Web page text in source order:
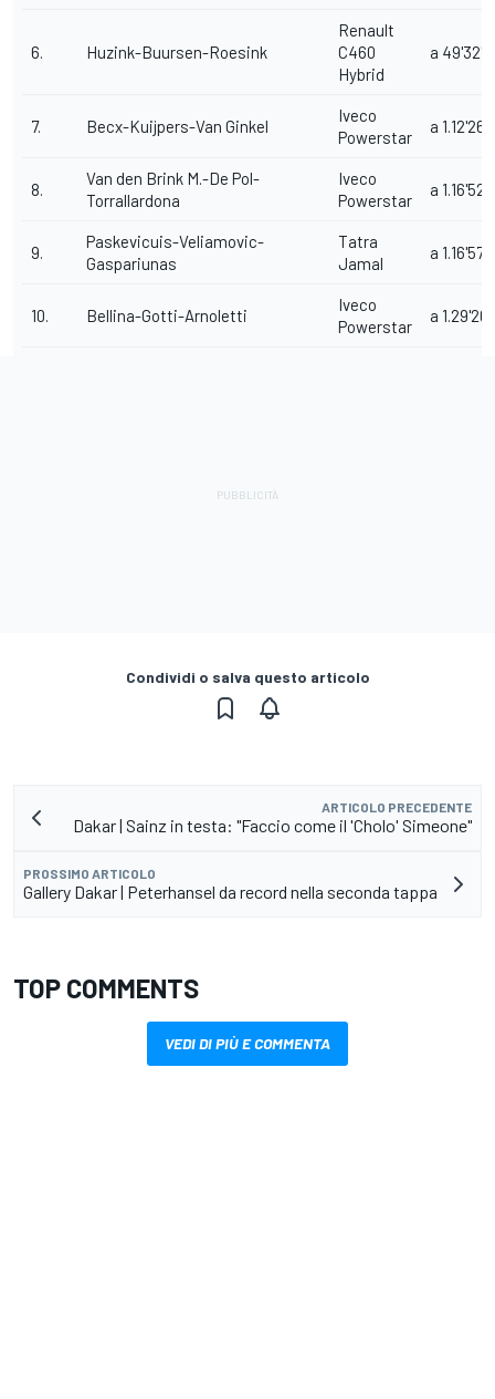
6. Huzink-Buursen-Roesink
Renault
C460
Hybrid
a 49'32"
7. Becx-Kuijpers-Van Ginkel
Iveco
Powerstar
a 1.12'26"
8.
Van den Brink M.-De Pol-
Torrallardona
Iveco
Powerstar
a 1.16'52"
9.
Paskevicuis-Veliamovic-
Gaspariunas
Tatra
Jamal
a 1.16'57"
10. Bellina-Gotti-Arnoletti
Iveco
Powerstar
a 1.29'20"
Condividi o salva questo articolo
ARTICOLO PRECEDENTE
Dakar | Sainz in testa: "Faccio come il 'Cholo' Simeone"
PROSSIMO ARTICOLO
Gallery Dakar | Peterhansel da record nella seconda tappa
TOP COMMENTS
VEDI DI PIÙ E COMMENTA